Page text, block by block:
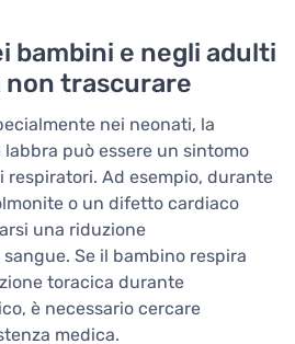
bambini e negli adulti
trascurare
nei neonati, la
può essere un sintomo
respiratori. Ad esempio, durante
o un difetto cardiaco
una riduzione
Se il bambino respira
toracica durante
è necessario cercare
medica.